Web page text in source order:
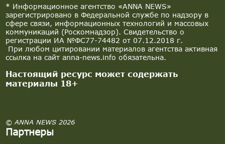
* Информационное агентство «ANNA NEWS»
зарегистрировано в Федеральной службе по надзору в
сфере связи, информационных технологий и массовых
коммуникаций (Роскомнадзор). Свидетельство о
регистрации ИА №ФС77-74482 от 07.12.2018 г.
При любом цитировании материалов агентства активная
ссылка на сайт anna-news.info обязательна.
Настоящий ресурс может содержать
материалы 18+
© ANNA NEWS 2026
Партнеры